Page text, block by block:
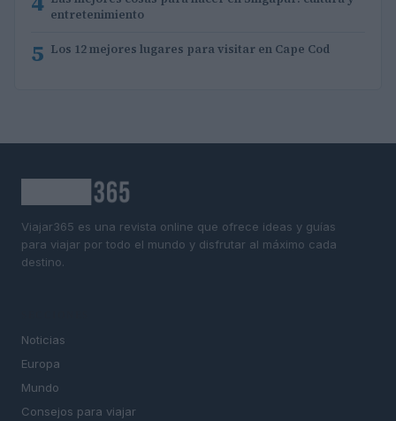
entretenimiento
5 Los 12 mejores lugares para visitar en Cape Cod
Viajar365 es una revista online que ofrece ideas y guías
para viajar por todo el mundo y disfrutar al máximo cada
destino.
Noticias
Europa
Mundo
Consejos para viajar